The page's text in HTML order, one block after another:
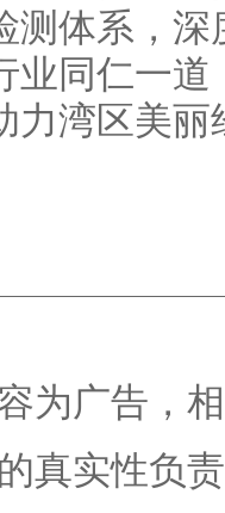
测体系，
业同仁一
力湾区美
广告，相
真实性负